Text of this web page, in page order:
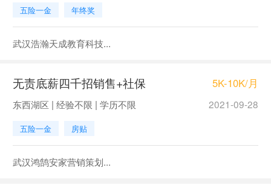
五险一金 年终奖
武汉浩瀚天成教育科技...
无责底薪四千招销售+社保 5K-10K/月
东西湖区 | 经验不限 | 学历不限 2021-09-28
五险一金 房贴
武汉鸿鹄安家营销策划...